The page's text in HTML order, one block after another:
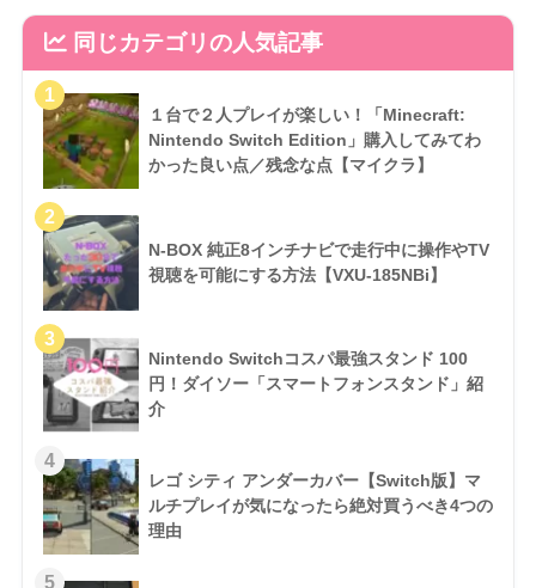
同じカテゴリの人気記事
１台で２人プレイが楽しい！「Minecraft:
Nintendo Switch Edition」購入してみてわ
かった良い点／残念な点【マイクラ】
N-BOX 純正8インチナビで走行中に操作やTV
視聴を可能にする方法【VXU-185NBi】
Nintendo Switchコスパ最強スタンド 100
円！ダイソー「スマートフォンスタンド」紹
介
レゴ シティ アンダーカバー【Switch版】マ
ルチプレイが気になったら絶対買うべき4つの
理由